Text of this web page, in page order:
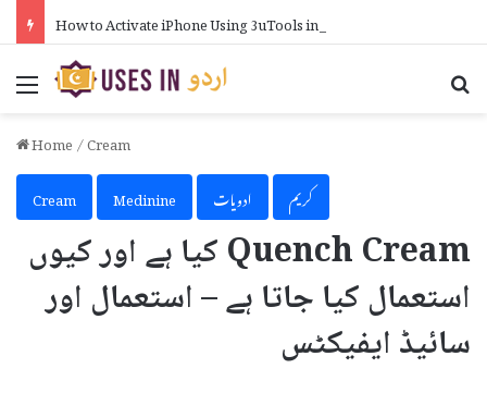
How to Activate iPhone Using 3uTools in Urdu
Menu
Home/Cream
Cream
Medinine ادویات کریم
Quench Cream کیا ہے اور کیوں
استعمال کیا جاتا ہے – استعمال اور
سائیڈ ایفیکٹس